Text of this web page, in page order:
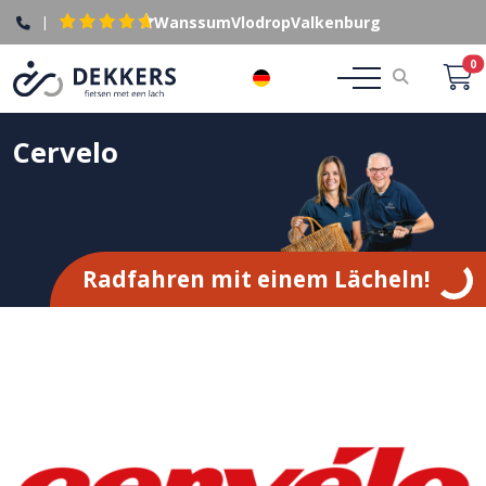
| WanssumVlodropValkenburg
0
Cervelo
Radfahren mit einem Lächeln!